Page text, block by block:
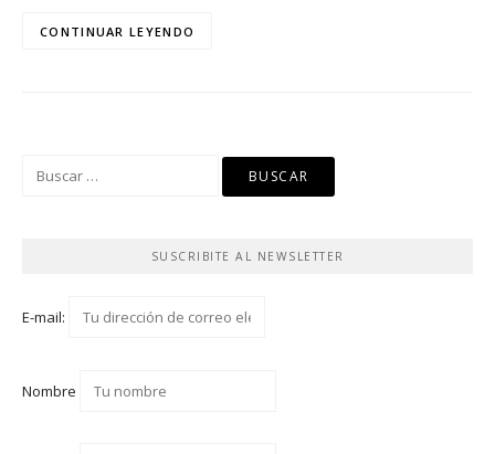
CONTINUAR LEYENDO
SUSCRIBITE AL NEWSLETTER
E-mail:
Nombre